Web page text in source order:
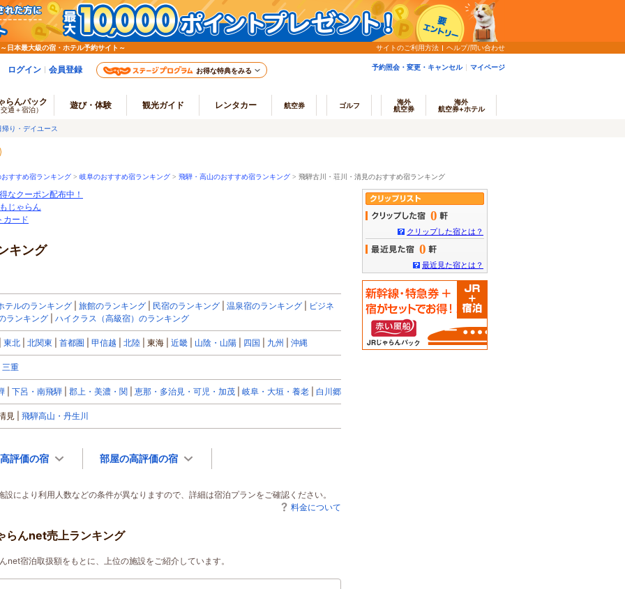
日本最大級の宿・ホテル予約サイト～ サイトのご利用方法 ヘルプ/問い合わせ
ログイン 会員登録 お得な特典をみる 予約照会・変更・キャンセル マイページ
らんパック
通＋宿泊） 遊び・体験 観光ガイド レンタカー 航空券 ゴルフ
海外
航空券
海外
航空券+ホテル
帰り・デイユース
おすすめ宿ランキング > 岐阜のおすすめ宿ランキング > 飛騨・高山のおすすめ宿ランキング > 飛騨古川・荘川・清見のおすすめ宿ランキング
なクーポン配布中！
じゃらん
カード
キング
テルのランキング 旅館のランキング 民宿のランキング 温泉宿のランキング
ビジネ
ランキング
ハイクラス（高級宿）のランキング
東北 北関東 首都圏 甲信越 北陸 東海 近畿 山陰・山陽 四国 九州 沖縄
三重
下呂・南飛騨 郡上・美濃・関 恵那・多治見・可児・加茂 岐阜・大垣・養老 白川郷
見 飛騨高山・丹生川
評価の宿 部屋の高評価の宿
により利用人数などの条件が異なりますので、詳細は宿泊プランをご確認ください。
料金について
らんnet売上ランキング
宿泊取扱額をもとに、上位の施設をご紹介しています。
0
クリップした宿とは？
0
最近見た宿とは？